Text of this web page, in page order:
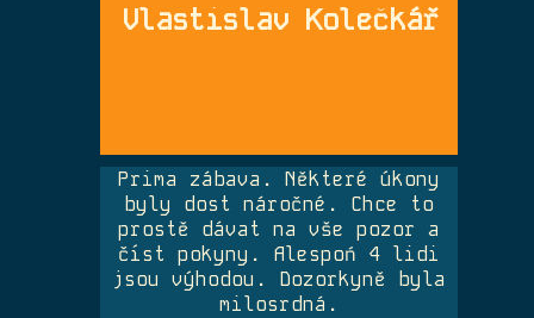
Vlastislav Kolečkář
Prima zábava. Některé úkony
byly dost náročné. Chce to
prostě dávat na vše pozor a
číst pokyny. Alespoń 4 lidi
jsou výhodou. Dozorkyně byla
milosrdná.